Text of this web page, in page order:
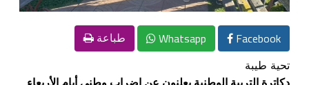
Facebook
Whatsapp طباعة
تحية طيبة